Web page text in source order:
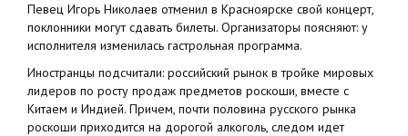
Певец Игорь Николаев отменил в Красноярске свой концерт,
поклонники могут сдавать билеты. Организаторы поясняют: у
исполнителя изменилась гастрольная программа.
Иностранцы подсчитали: российский рынок в тройке мировых
лидеров по росту продаж предметов роскоши, вместе с
Китаем и Индией. Причем, почти половина русского рынка
роскоши приходится на дорогой алкоголь, следом идет